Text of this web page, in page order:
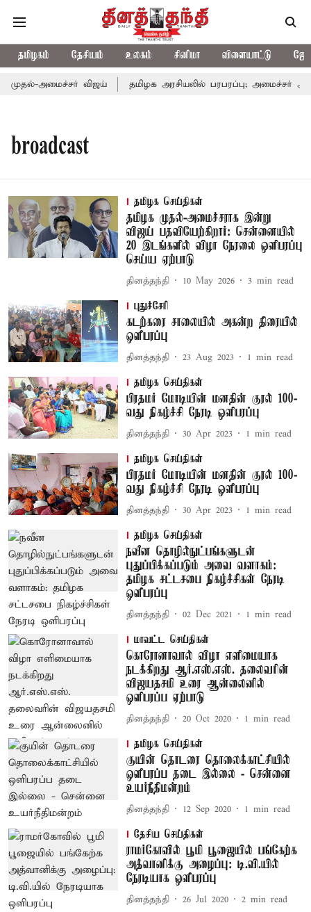
தமிழகம் தேசியம் உலகம் சினிமா விளையாட்டு
அமைச்சர் விஜய் தமிழக அரசியலில் பரபரப்பு; அமைச்சர்
broadcast
தமிழக செய்திகள்
தமிழக முதல்-அமைச்சராக இன்று
விஜய் பதவியேற்கிறார்: சென்னையில்
20 இடங்களில் விழா நேரலை ஒளிபரப்பு
செய்ய ஏற்பாடு
தினத்தந்தி 10 May 2026 3 min read
புதுச்சேரி
கடற்கரை சாலையில் அகன்ற திரையில்
ஒளிபரப்பு
தினத்தந்தி 23 Aug 2023 1 min read
தமிழக செய்திகள்
பிரதமர் மோடியின் மனதின் குரல் 100-
வது நிகழ்ச்சி நேரடி ஒளிபரப்பு
தினத்தந்தி 30 Apr 2023 1 min read
தமிழக செய்திகள்
பிரதமர் மோடியின் மனதின் குரல் 100-
வது நிகழ்ச்சி நேரடி ஒளிபரப்பு
தினத்தந்தி 30 Apr 2023 1 min read
தமிழக செய்திகள்
நவீன தொழில்நுட்பங்களுடன்
புதுப்பிக்கப்படும் அவை வளாகம்:
தமிழக சட்டசபை நிகழ்ச்சிகள் நேரடி
ஒளிபரப்பு
தினத்தந்தி 02 Dec 2021 1 min read
மாவட்ட செய்திகள்
கொரோனாவால் விழா எளிமையாக
நடக்கிறது ஆர்.எஸ்.எஸ். தலைவரின்
விஜயதசமி உரை ஆன்லைனில்
ஒளிபரப்ப ஏற்பாடு
தினத்தந்தி 20 Oct 2020 1 min read
தமிழக செய்திகள்
குயின் தொடரை தொலைக்காட்சியில்
ஒளிபரப்ப தடை இல்லை - சென்னை
உயர்நீதிமன்றம்
தினத்தந்தி 12 Sep 2020 1 min read
தேசிய செய்திகள்
ராமர்கோவில் பூமி பூஜையில் பங்கேற்க
அத்வானிக்கு அழைப்பு: டி.வி.யில்
நேரடியாக ஒளிபரப்பு
தினத்தந்தி 26 Jul 2020 2 min read